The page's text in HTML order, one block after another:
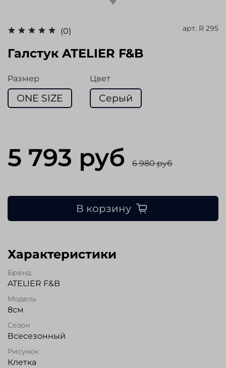
(0) арт. R 295
Галстук ATELIER F&B
Размер
ONE SIZE
Цвет
Серый
5 793 руб 6 980 руб
В корзину
Характеристики
Бренд
ATELIER F&B
Модель
8см
Сезон
Всесезонный
Рисунок
Клетка